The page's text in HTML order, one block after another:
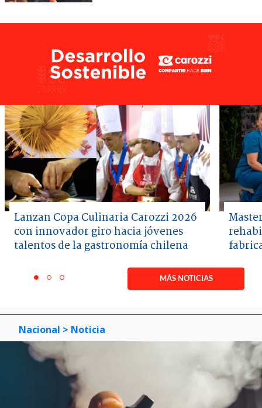
Lanzan Copa Culinaria Carozzi 2026
con innovador giro hacia jóvenes
talentos de la gastronomía chilena
itemitemitem
MÁS NOTICIAS
Nacional > Noticia